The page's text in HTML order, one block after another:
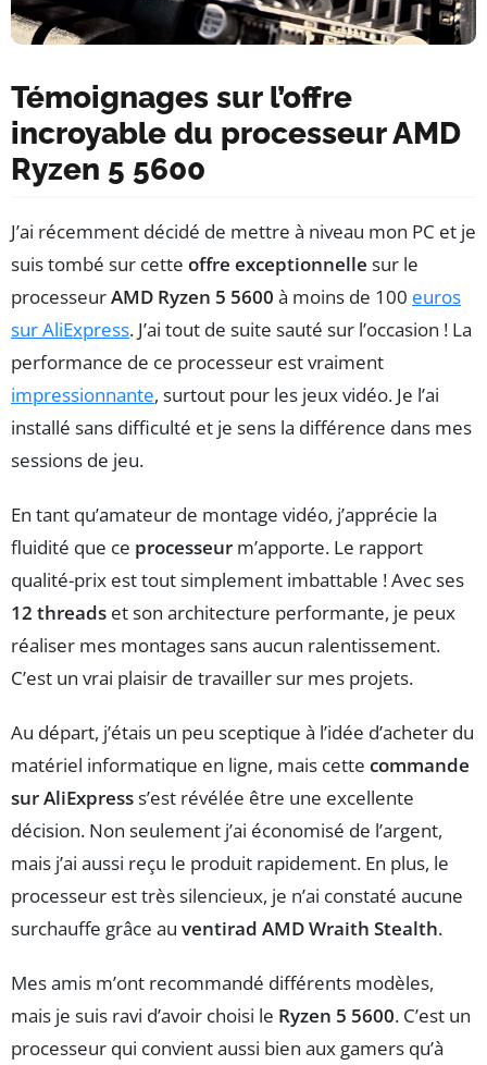
Témoignages sur l’offre
incroyable du processeur AMD
Ryzen 5 5600
J’ai récemment décidé de mettre à niveau mon PC et je
suis tombé sur cette offre exceptionnelle sur le
processeurAMD Ryzen 5 5600 à moins de 100 euros
sur AliExpress. J’ai tout de suite sauté sur l’occasion ! La
performance de ce processeur est vraiment
impressionnante, surtout pour les jeux vidéo. Je l’ai
installé sans difficulté et je sens la différence dans mes
sessions de jeu.
En tant qu’amateur de montage vidéo, j’apprécie la
fluidité que ce processeur m’apporte. Le rapport
qualité-prix est tout simplement imbattable ! Avec ses
12 threads et son architecture performante, je peux
réaliser mes montages sans aucun ralentissement.
C’est un vrai plaisir de travailler sur mes projets.
Au départ, j’étais un peu sceptique à l’idée d’acheter du
matériel informatique en ligne, mais cette commande
sur AliExpresss’est révélée être une excellente
décision. Non seulement j’ai économisé de l’argent,
mais j’ai aussi reçu le produit rapidement. En plus, le
processeur est très silencieux, je n’ai constaté aucune
surchauffe grâce au ventirad AMD Wraith Stealth.
Mes amis m’ont recommandé différents modèles,
mais je suis ravi d’avoir choisi le Ryzen 5 5600. C’est un
processeur qui convient aussi bien aux gamers qu’à